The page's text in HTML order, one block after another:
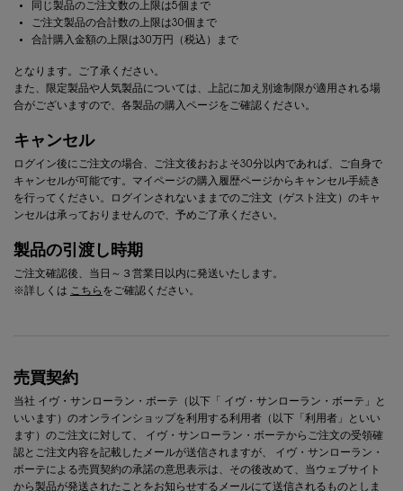
同じ製品のご注文数の上限は5個まで
ご注文製品の合計数の上限は30個まで
合計購入金額の上限は30万円（税込）まで
となります。ご了承ください。
また、限定製品や人気製品については、上記に加え別途制限が適用される場
合がございますので、各製品の購入ページをご確認ください。
キャンセル
ログイン後にご注文の場合、ご注文後おおよそ30分以内であれば、ご自身で
キャンセルが可能です。マイページの購入履歴ページからキャンセル手続き
を行ってください。ログインされないままでのご注文（ゲスト注文）のキャ
ンセルは承っておりませんので、予めご了承ください。
製品の引渡し時期
ご注文確認後、当日～３営業日以内に発送いたします。
※詳しくは こちら をご確認ください。
売買契約
当社 イヴ・サンローラン・ボーテ （以下「 イヴ・サンローラン・ボーテ 」と
いいます）のオンラインショップを利用する利用者（以下「利用者」といい
ます）のご注文に対して、 イヴ・サンローラン・ボーテからご注文の受領確
認とご注文内容を記載したメールが送信されますが、 イヴ・サンローラン・
ボーテによる売買契約の承諾の意思表示は、その後改めて、当ウェブサイト
から製品が発送されたことをお知らせするメールにて送信されるものとしま